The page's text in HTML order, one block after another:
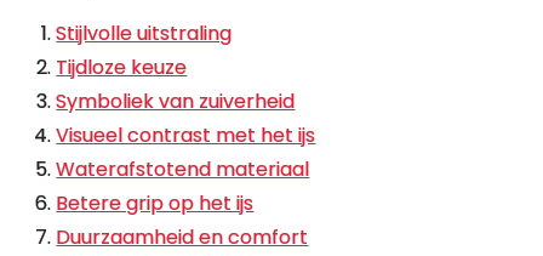
Stijlvolle uitstraling
Tijdloze keuze
Symboliek van zuiverheid
Visueel contrast met het ijs
Waterafstotend materiaal
Betere grip op het ijs
Duurzaamheid en comfort